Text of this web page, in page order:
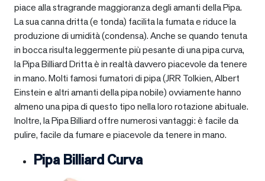
piace alla stragrande maggioranza degli amanti della Pipa.
La sua canna dritta (e tonda) facilita la fumata e riduce la
produzione di umidità (condensa). Anche se quando tenuta
in bocca risulta leggermente più pesante di una pipa curva,
la Pipa Billiard Dritta è in realtà davvero piacevole da tenere
in mano. Molti famosi fumatori di pipa (JRR Tolkien, Albert
Einstein e altri amanti della pipa nobile) ovviamente hanno
almeno una pipa di questo tipo nella loro rotazione abituale.
Inoltre, la Pipa Billiard offre numerosi vantaggi: è facile da
pulire, facile da fumare e piacevole da tenere in mano.
Pipa Billiard Curva